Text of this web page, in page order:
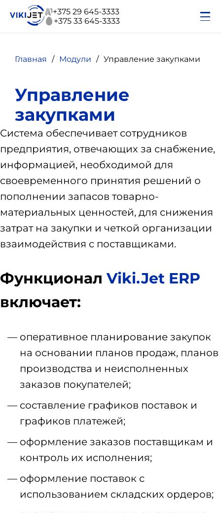
+375 29 645-3333
+375 33 645-3333
Главная Модули Управление закупками
Управление
закупками
Система обеспечивает сотрудников
предприятия, отвечающих за снабжение,
информацией, необходимой для
своевременного принятия решений о
пополнении запасов товарно-
материальных ценностей, для снижения
затрат на закупки и четкой организации
взаимодействия с поставщиками.
Функционал Viki.Jet ERP
включает:
оперативное планирование закупок
на основании планов продаж, планов
производства и неисполненных
заказов покупателей;
составление графиков поставок и
графиков платежей;
оформление заказов поставщикам и
контроль их исполнения;
оформление поставок с
использованием складских ордеров;